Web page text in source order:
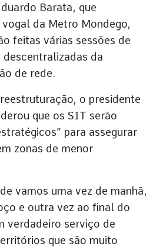
Barata, que
da Metro Mondego,
feitas várias sessões de
descentralizadas da
de rede.
o presidente
que os SIT serão
para assegurar
zonas de menor
vamos uma vez de manhã,
e outra vez ao final do
verdadeiro serviço de
que são muito